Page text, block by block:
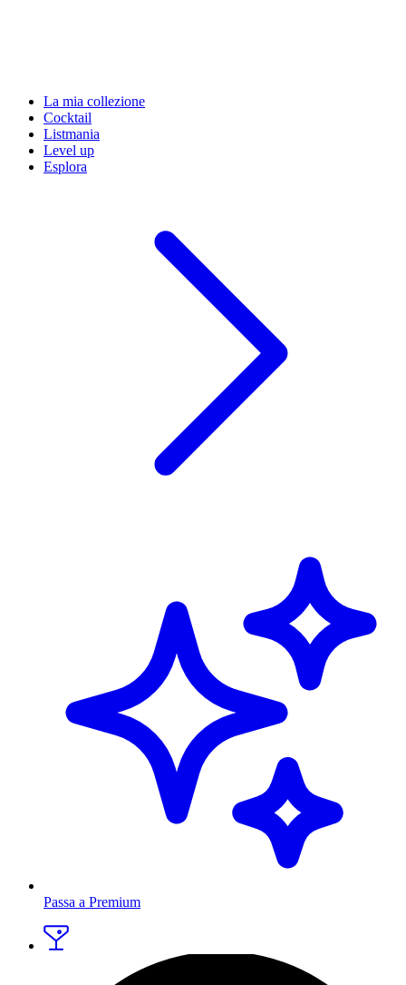
La mia collezione
Cocktail
Listmania
Level up
Esplora
Passa a Premium